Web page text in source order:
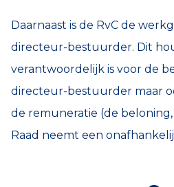
Daarnaast is de RvC de
directeur-bestuurder. Dit
verantwoordelijk is voor de
directeur-bestuurder maar
de remuneratie (de beloning,
Raad neemt een